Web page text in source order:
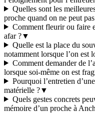
Quelles sont les
proche quand on ne peut
Comment fleurir ou faire
afar ?▼
Quelle est la place du
notamment lorsque l’on est
Comment demander de
lorsque soi-même on est
Pourquoi l’entretien
matérielle ?▼
Quels gestes concrets
mémoire d’un proche à